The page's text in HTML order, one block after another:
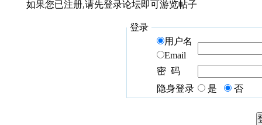
如果您已注册,请先登录论坛即可游览帖子
登录
用户名
Email
密 码
隐身登录
是 否